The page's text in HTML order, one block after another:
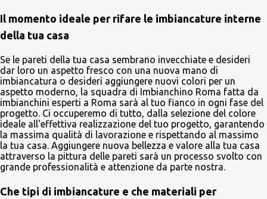
Il momento ideale per rifare le imbiancature interne
della tua casa
Se le pareti della tua casa sembrano invecchiate e desideri
dar loro un aspetto fresco con una nuova mano di
imbiancatura o desideri aggiungere nuovi colori per un
aspetto moderno, la squadra di Imbianchino Roma fatta da
imbianchini esperti a Roma sarà al tuo fianco in ogni fase del
progetto. Ci occuperemo di tutto, dalla selezione del colore
ideale all'effettiva realizzazione del tuo progetto, garantendo
la massima qualità di lavorazione e rispettando al massimo
la tua casa. Aggiungere nuova bellezza e valore alla tua casa
attraverso la pittura delle pareti sarà un processo svolto con
grande professionalità e attenzione da parte nostra.
Che tipi di imbiancature e che materiali per